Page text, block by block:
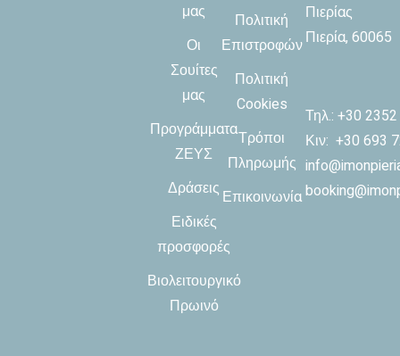
μας
Οι
Σουίτες
μας
Προγράμματα
ΖΕΥΣ
Δράσεις
Ειδικές
προσφορές
Βιολειτουργικό
Πρωινό
Πολιτική
Επιστροφών
Πολιτική
Cookies
Τρόποι
Πληρωμής
Επικοινωνία
Πιερίας
Πιερία, 60065
Τηλ.: +30
Κιν: +30 693